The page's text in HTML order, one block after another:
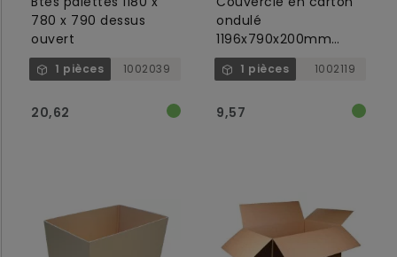
780 x 790 dessus
ouvert
1 pièces 1002039
20,62
ondulé
1196x790x200mm
marron, BC
corrugated serving
1002039/1002042
1 pièces 1002119
9,57